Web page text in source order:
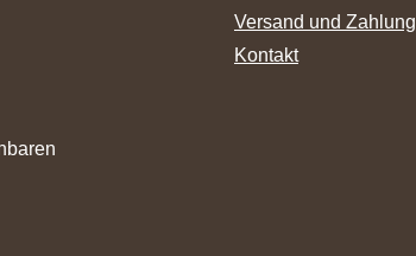
Versand und Zahlung
Kontakt